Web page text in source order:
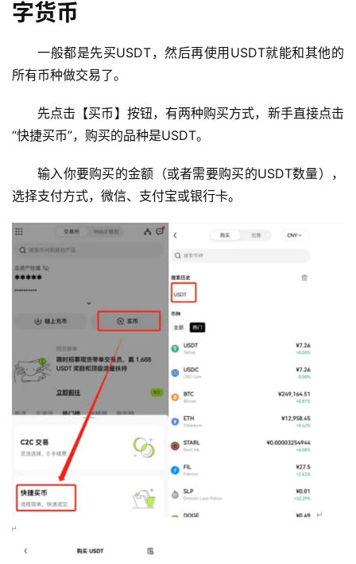
字货币
一般都是先买USDT，然后再使用USDT就能和其他的
所有币种做交易了。
先点击【买币】按钮，有两种购买方式，新手直接点击
“快捷买币”，购买的品种是USDT。
输入你要购买的金额（或者需要购买的USDT数量），
选择支付方式，微信、支付宝或银行卡。